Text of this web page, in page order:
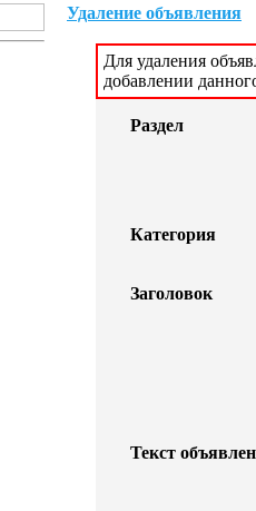
Удаление объявления
Для удаления
добавлении
Раздел
Категория
Заголовок
Текст